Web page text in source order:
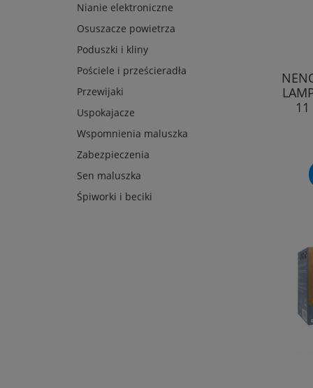
Nianie elektroniczne
Osuszacze powietrza
Poduszki i kliny
Pościele i prześcieradła
Przewijaki
Uspokajacze
Wspomnienia maluszka
Zabezpieczenia
Sen maluszka
Śpiworki i beciki
11